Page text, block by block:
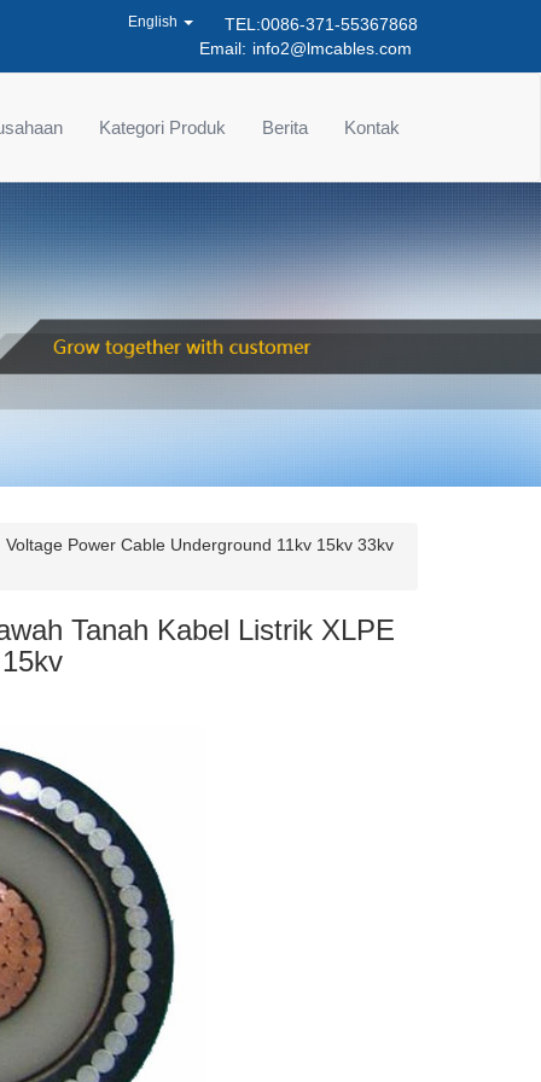
TEL:0086-371-55367868
Email: info2@lmcables.com
English
Kategori Produk Berita Kontak
Voltage Power Cable Underground 11kv 15kv 33kv
Tanah Kabel Listrik XLPE